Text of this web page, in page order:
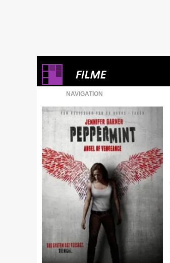
NAVIGATION